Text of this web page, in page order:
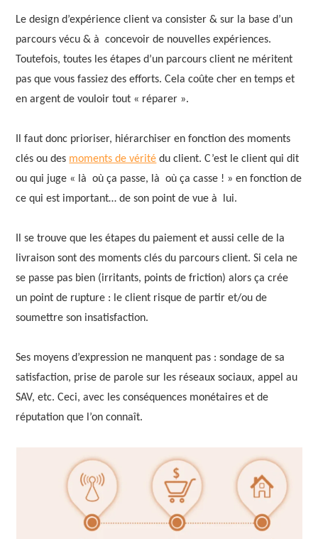
Le design d’expérience client va consister & sur la base d’un
parcours vécu & à concevoir de nouvelles expériences.
Toutefois, toutes les étapes d’un parcours client ne méritent
pas que vous fassiez des efforts. Cela coûte cher en temps et
en argent de vouloir tout « réparer ».
Il faut donc prioriser, hiérarchiser en fonction des moments
clés ou des moments de vérité du client. C’est le client qui dit
ou qui juge « là où ça passe, là où ça casse ! » en fonction de
ce qui est important… de son point de vue à lui.
Il se trouve que les étapes du paiement et aussi celle de la
livraison sont des moments clés du parcours client. Si cela ne
se passe pas bien (irritants, points de friction) alors ça crée
un point de rupture : le client risque de partir et/ou de
soumettre son insatisfaction.
Ses moyens d’expression ne manquent pas : sondage de sa
satisfaction, prise de parole sur les réseaux sociaux, appel au
SAV, etc. Ceci, avec les conséquences monétaires et de
réputation que l’on connaît.